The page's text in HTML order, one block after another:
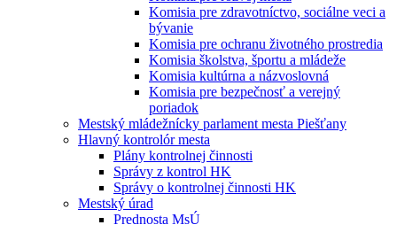
Komisia pre zdravotníctvo, sociálne veci a
bývanie
Komisia pre ochranu životného prostredia
Komisia školstva, športu a mládeže
Komisia kultúrna a názvoslovná
Komisia pre bezpečnosť a verejný
poriadok
Mestský mládežnícky parlament mesta Piešťany
Hlavný kontrolór mesta
Plány kontrolnej činnosti
Správy z kontrol HK
Správy o kontrolnej činnosti HK
Mestský úrad
Prednosta MsÚ